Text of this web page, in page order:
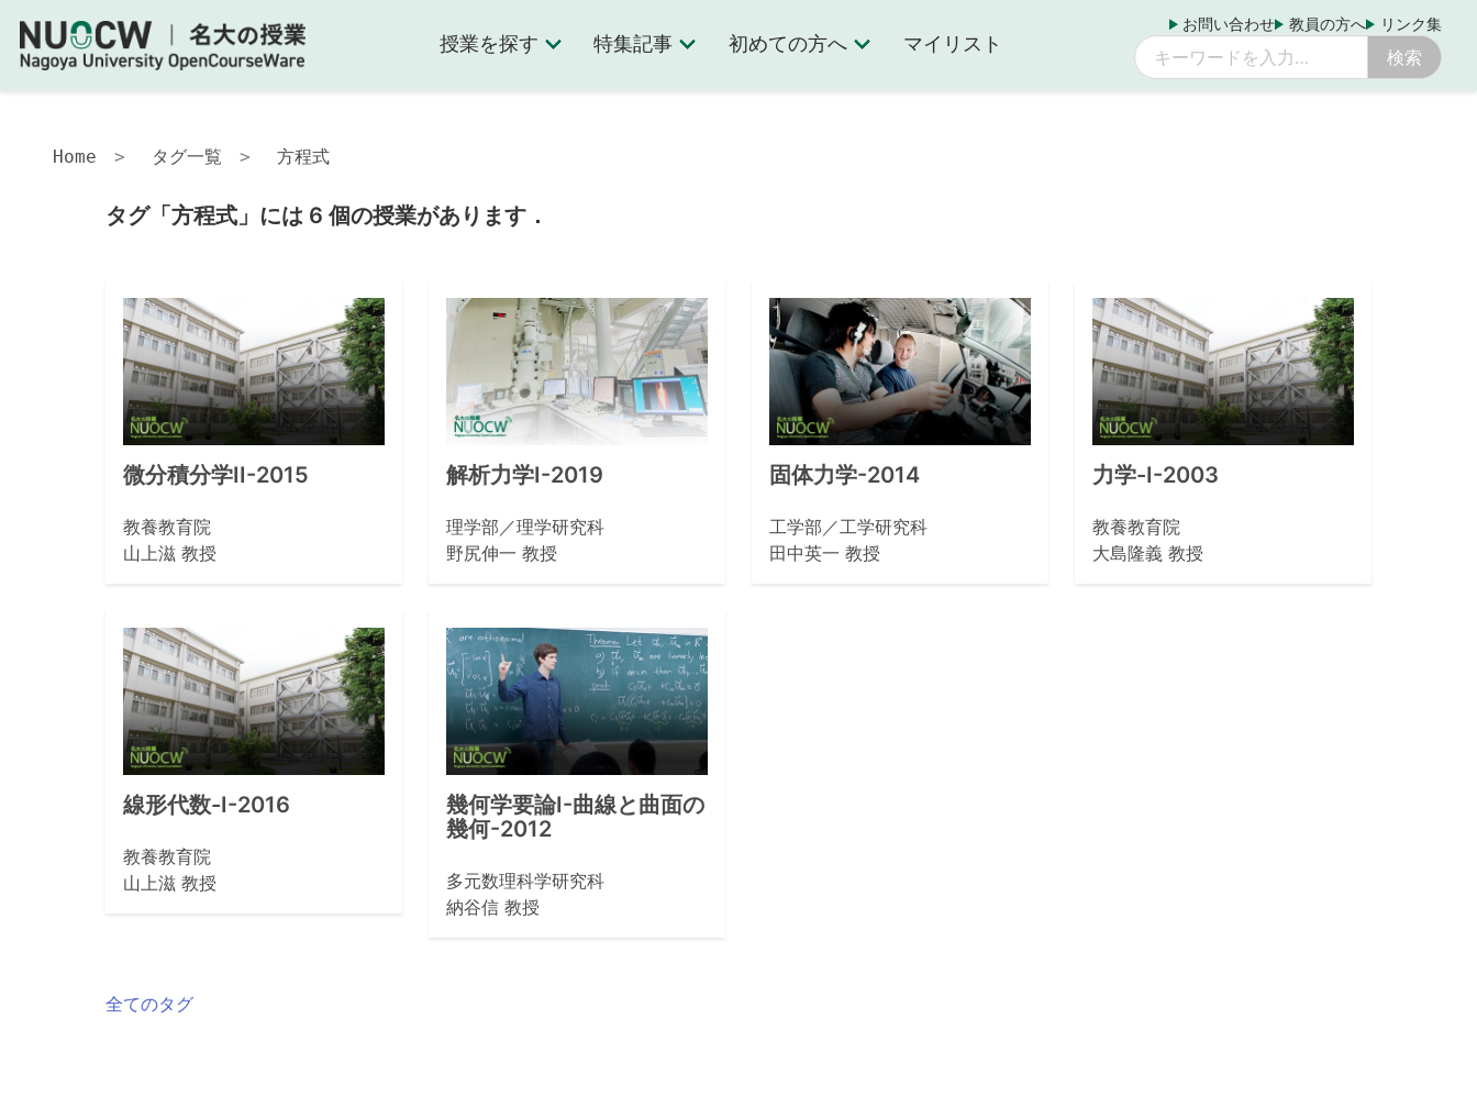
授業を探す 特集記事 初めての方へ マイリスト
お問い合わせ 教員の方へ リンク集
Home タグ一覧 方程式
タグ「方程式」には 6 個の授業があります．
微分積分学II-2015
教養教育院
山上滋 教授
解析力学Ⅰ-2019
理学部／理学研究科
野尻伸一 教授
固体力学-2014
工学部／工学研究科
田中英一 教授
力学-I-2003
教養教育院
大島隆義 教授
線形代数-Ⅰ-2016
教養教育院
山上滋 教授
幾何学要論I-曲線と曲面の
幾何-2012
多元数理科学研究科
納谷信 教授
全てのタグ